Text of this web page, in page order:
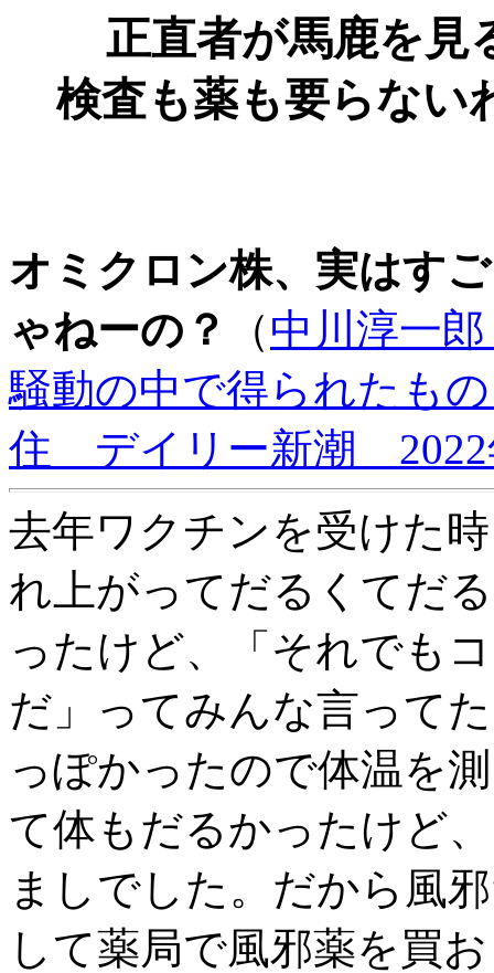
正直者が馬鹿を見
検査も薬も要らない
オミクロン株、実はす
ゃねーの？
（中川淳一
騒動の中で得られたも
住 デイリー新潮 2022
去年ワクチンを受けた
れ上がってだるくてだ
ったけど、「それでも
だ」ってみんな言って
っぽかったので体温を
て体もだるかったけど
ましでした。だから風
して薬局で風邪薬を買